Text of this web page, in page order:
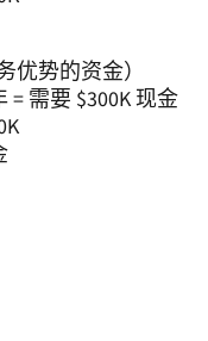
优势的资金）
= 需要 $300K 现金